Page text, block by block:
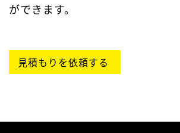
ができます。
見積もりを依頼する